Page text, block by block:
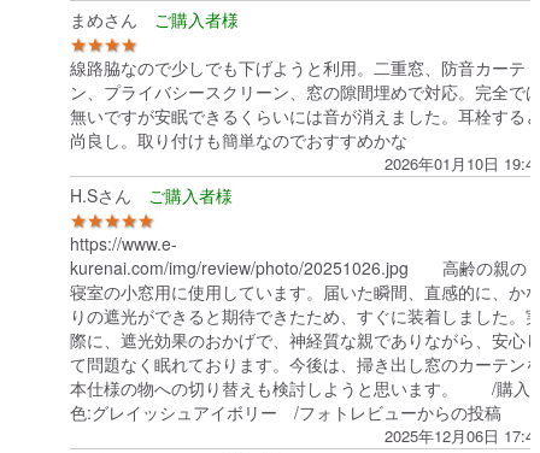
まめさん
★★★★
線路脇なので少しでも下げようと利用。二重窓、防音カーテ
ン、プライバシースクリーン、窓の隙間埋めで対応。完全で
無いですが安眠できるくらいには音が消えました。耳栓する
尚良し。取り付けも簡単なのでおすすめかな
2026年01月10日
H.Sさん
★★★★★
https://www.e-
kurenai.com/img/review/photo/20251026.jpg 高齢の親の
寝室の小窓用に使用しています。届いた瞬間、直感的に、か
りの遮光ができると期待できたため、すぐに装着しました。
際に、遮光効果のおかげで、神経質な親でありながら、安心
て問題なく眠れております。今後は、掃き出し窓のカーテン
本仕様の物への切り替えも検討しようと思います。 /購入
色:グレイッシュアイボリー /フォトレビューからの投稿
2025年12月06日